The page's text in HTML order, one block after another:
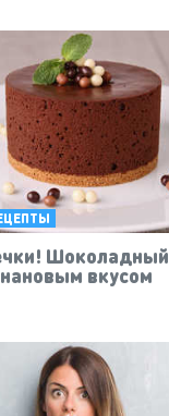
Шоколадный
вкусом